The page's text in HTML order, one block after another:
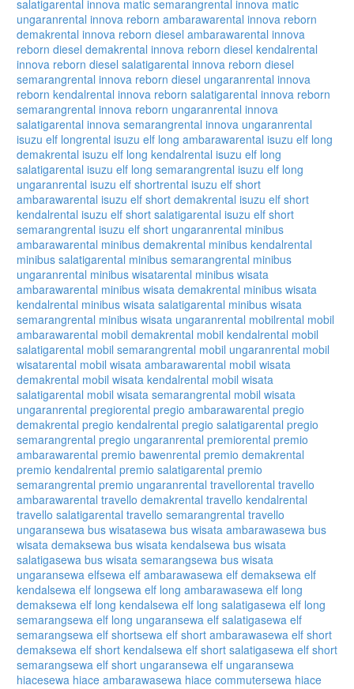
salatigarental innova matic semarangrental innova matic
ungaranrental innova reborn ambarawarental innova reborn
demakrental innova reborn diesel ambarawarental innova
reborn diesel demakrental innova reborn diesel kendalrental
innova reborn diesel salatigarental innova reborn diesel
semarangrental innova reborn diesel ungaranrental innova
reborn kendalrental innova reborn salatigarental innova reborn
semarangrental innova reborn ungaranrental innova
salatigarental innova semarangrental innova ungaranrental
isuzu elf longrental isuzu elf long ambarawarental isuzu elf long
demakrental isuzu elf long kendalrental isuzu elf long
salatigarental isuzu elf long semarangrental isuzu elf long
ungaranrental isuzu elf shortrental isuzu elf short
ambarawarental isuzu elf short demakrental isuzu elf short
kendalrental isuzu elf short salatigarental isuzu elf short
semarangrental isuzu elf short ungaranrental minibus
ambarawarental minibus demakrental minibus kendalrental
minibus salatigarental minibus semarangrental minibus
ungaranrental minibus wisatarental minibus wisata
ambarawarental minibus wisata demakrental minibus wisata
kendalrental minibus wisata salatigarental minibus wisata
semarangrental minibus wisata ungaranrental mobilrental mobil
ambarawarental mobil demakrental mobil kendalrental mobil
salatigarental mobil semarangrental mobil ungaranrental mobil
wisatarental mobil wisata ambarawarental mobil wisata
demakrental mobil wisata kendalrental mobil wisata
salatigarental mobil wisata semarangrental mobil wisata
ungaranrental pregiorental pregio ambarawarental pregio
demakrental pregio kendalrental pregio salatigarental pregio
semarangrental pregio ungaranrental premiorental premio
ambarawarental premio bawenrental premio demakrental
premio kendalrental premio salatigarental premio
semarangrental premio ungaranrental travellorental travello
ambarawarental travello demakrental travello kendalrental
travello salatigarental travello semarangrental travello
ungaransewa bus wisatasewa bus wisata ambarawasewa bus
wisata demaksewa bus wisata kendalsewa bus wisata
salatigasewa bus wisata semarangsewa bus wisata
ungaransewa elfsewa elf ambarawasewa elf demaksewa elf
kendalsewa elf longsewa elf long ambarawasewa elf long
demaksewa elf long kendalsewa elf long salatigasewa elf long
semarangsewa elf long ungaransewa elf salatigasewa elf
semarangsewa elf shortsewa elf short ambarawasewa elf short
demaksewa elf short kendalsewa elf short salatigasewa elf short
semarangsewa elf short ungaransewa elf ungaransewa
hiacesewa hiace ambarawasewa hiace commutersewa hiace